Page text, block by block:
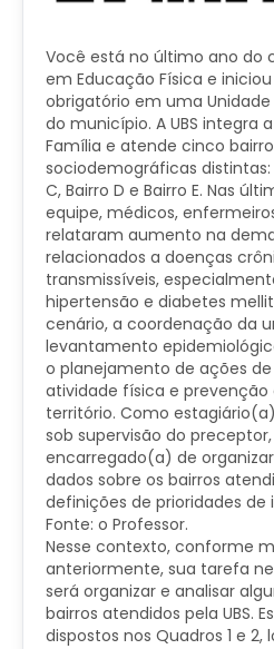
Você está no último ano do
em Educação Física e
obrigatório em uma Unidade
do município. A UBS integra
Família e atende cinco
sociodemográficas distintas:
C, Bairro D e Bairro E. Nas
equipe, médicos,
relataram aumento na
relacionados a doenças
transmissíveis,
hipertensão e diabetes
cenário, a coordenação da
levantamento
o planejamento de ações
atividade física e prevenção
território. Como
sob supervisão do
encarregado(a) de
dados sobre os bairros
definições de prioridades de
Fonte: o Professor.
Nesse contexto, conforme
anteriormente, sua tarefa
será organizar e analisar
bairros atendidos pela UBS.
dispostos nos Quadros 1 e 2,